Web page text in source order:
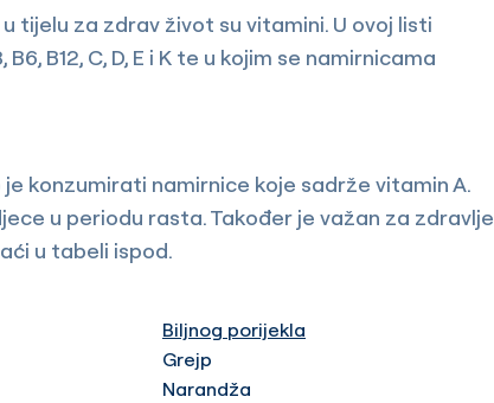
tijelu za zdrav život su vitamini. U ovoj listi
B12, C, D, E i K te u kojim se namirnicama
konzumirati namirnice koje sadrže vitamin A.
u periodu rasta. Također je važan za zdravlje
u tabeli ispod.
Biljnog porijekla
Grejp
Narandža